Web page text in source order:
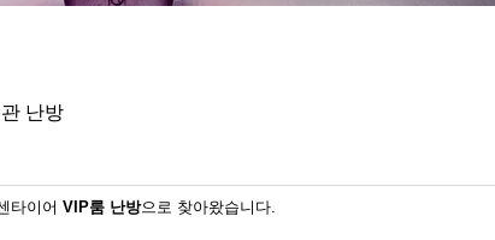
난방
타이어 VIP룸 난방으로 찾아왔습니다.